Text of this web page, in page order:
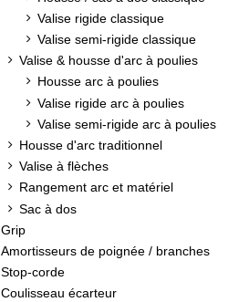
Valise rigide classique
Valise semi-rigide classique
Valise & housse d'arc à poulies
Housse arc à poulies
Valise rigide arc à poulies
Valise semi-rigide arc à poulies
Housse d'arc traditionnel
Valise à flèches
Rangement arc et matériel
Sac à dos
Grip
Amortisseurs de poignée / branches
Stop-corde
Coulisseau écarteur